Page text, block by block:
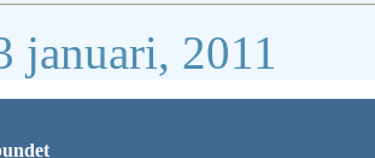
januari, 2011